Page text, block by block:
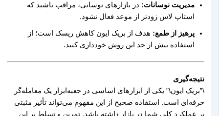
مدیریت نوسانات:در بازارهای نوسانی، مراقب باشید که
استاپ لاس زودتر از موعد فعال نشود.
پرهیز از طمع:هدف از بریک ایون کاهش ریسک است؛ از
استفاده بیش از حد این روش خودداری کنید.
نتیجه‌گیری
\”بریک ایون\” یکی از ابزارهای اساسی در جعبه‌ابزار یک معامله‌گر
حرفه‌ای است. استفاده صحیح از این مفهوم می‌تواند تأثیر مثبتی
بر عملکرد کلی شما در بازار داشته باشد. تمرین و تسلط بر این